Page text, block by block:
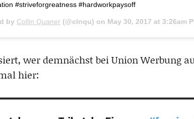
#striveforgreatness #hardworkpaysoff
by Collin Quaner (@clnqu) on May 30, 2017 at 3:26am
wer demnächst bei Union Werbung
hier: